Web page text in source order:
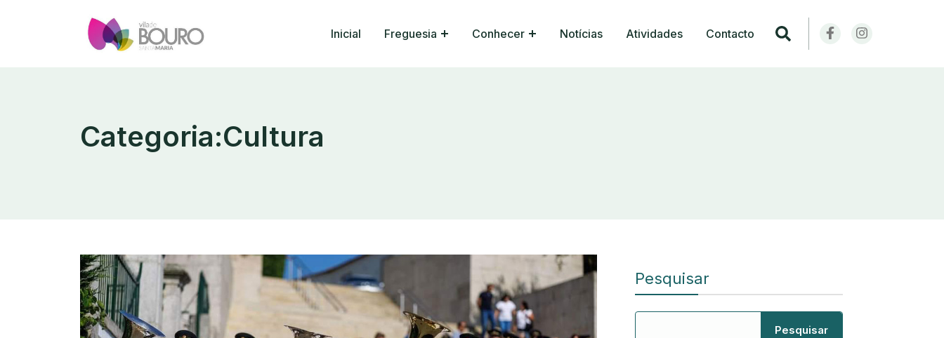
Inicial Freguesia Conhecer Notícias Atividades Contacto
Categoria:Cultura
Pesquisar
Pesquisar